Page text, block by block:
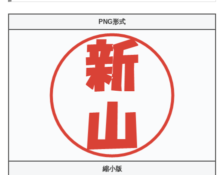
PNG形式
縮小版